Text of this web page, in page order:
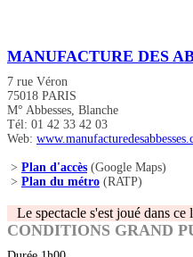
MANUFACTURE DES
7 rue Véron
75018 PARIS
M° Abbesses, Blanche
Tél: 01 42 33 42 03
Web:
> Plan d'accès (Google Maps)
> Plan du métro (RATP)
Le spectacle s'est joué dans
CONDITIONS GRAND